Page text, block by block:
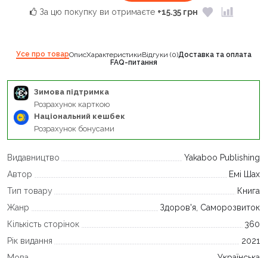
За цю покупку ви отримаєте +15.35 грн
Усе про товарОписХарактеристикиВідгуки (0)Доставка та оплата
FAQ-питання
Зимова підтримка
Розрахунок карткою
Національний кешбек
Розрахунок бонусами
Видавництво
Yakaboo Publishing
Автор
Емі Шах
Тип товару
Книга
Жанр
Здоров'я, Саморозвиток
Кількість сторінок
360
Рік видання
2021